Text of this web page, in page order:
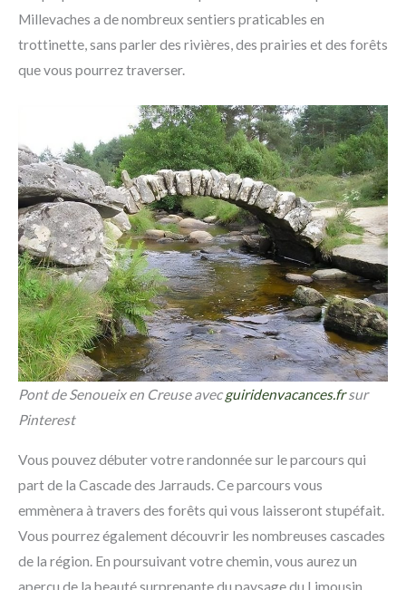
Millevaches a de nombreux sentiers praticables en
trottinette, sans parler des rivières, des prairies et des forêts
que vous pourrez traverser.
Pont de Senoueix en Creuse avecguiridenvacances.frsur
Pinterest
Vous pouvez débuter votre randonnée sur le parcours qui
part de la Cascade des Jarrauds. Ce parcours vous
emmènera à travers des forêts qui vous laisseront stupéfait.
Vous pourrez également découvrir les nombreuses cascades
de la région. En poursuivant votre chemin, vous aurez un
aperçu de la beauté surprenante du paysage du Limousin.